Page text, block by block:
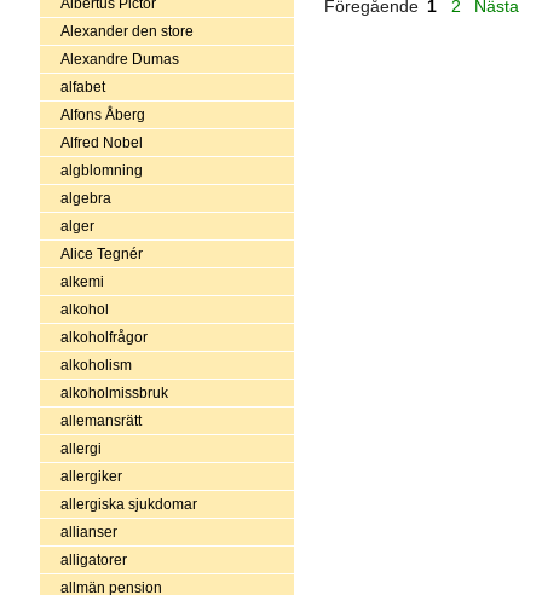
Albertus Pictor
Alexander den store
Alexandre Dumas
alfabet
Alfons Åberg
Alfred Nobel
algblomning
algebra
alger
Alice Tegnér
alkemi
alkohol
alkoholfrågor
alkoholism
alkoholmissbruk
allemansrätt
allergi
allergiker
allergiska sjukdomar
allianser
alligatorer
allmän pension
Föregående 1 2 Nästa